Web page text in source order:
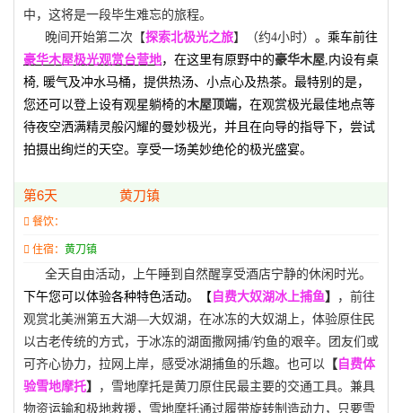
中，这将是一段毕生难忘的旅程。
晚间开始第二次【探索北极光之旅】 （约4小时） 。乘车前往
豪华木屋极光观赏台营地，在这里有原野中的豪华木屋 内设有桌
椅
暖气及冲水马桶，提供热汤、小点心及热茶。最特别的是，
您还可以登上设有观星躺椅的木屋顶端，在观赏极光最佳地点等
待夜空洒满精灵般闪耀的曼妙极光，并且在向导的指导下，尝试
拍摄出绚烂的天空。享受一场美妙绝伦的极光盛宴。
第6天 黄刀镇
餐饮：
住宿： 黄刀镇
全天自由活动，上午睡到自然醒享受酒店宁静的休闲时光。
下午您可以体验各种特色活动。【自费大奴湖冰上捕鱼】 ， 前往
观赏北美洲第五大湖—大奴湖， 在冰冻的大奴湖上， 体验原住民
以古老传统的方式，于冰冻的湖面撒网捕/钓鱼的艰辛。团友们或
可齐心协力，拉网上岸，感受冰湖捕鱼的乐趣。也可以
【自费体
验雪地摩托】 ， 雪地摩托是黄刀原住民最主要的交通工具。兼具
物资运输和极地救援，雪地摩托通过履带旋转制造动力，只要雪